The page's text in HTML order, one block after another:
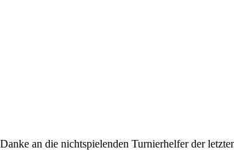
an die nichtspielenden Turnierhelfer der